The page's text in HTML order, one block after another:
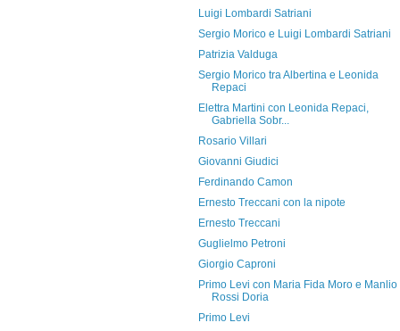
Luigi Lombardi Satriani
Sergio Morico e Luigi Lombardi Satriani
Patrizia Valduga
Sergio Morico tra Albertina e Leonida
Repaci
Elettra Martini con Leonida Repaci,
Gabriella Sobr...
Rosario Villari
Giovanni Giudici
Ferdinando Camon
Ernesto Treccani con la nipote
Ernesto Treccani
Guglielmo Petroni
Giorgio Caproni
Primo Levi con Maria Fida Moro e Manlio
Rossi Doria
Primo Levi